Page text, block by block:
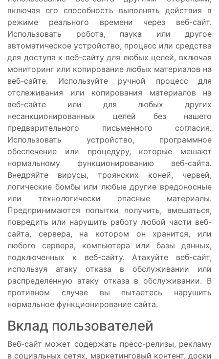
включая его способность выполнять действия в
режиме реального времени через веб-сайт.
Использовать робота, паука или другое
автоматическое устройство, процесс или средства
для доступа к веб-сайту для любых целей, включая
мониторинг или копирование любых материалов на
веб-сайте. Используйте ручной процесс для
отслеживания или копирования материалов на
веб-сайте или для любых других
несанкционированных целей без нашего
предварительного письменного согласия.
Использовать устройство, программное
обеспечение или процедуру, которые мешают
нормальному функционированию веб-сайта.
Внедряйте вирусы, троянских коней, червей,
логические бомбы или любые другие вредоносные
или технологически опасные материалы.
Предпринимаются попытки получить, вмешаться,
повредить или нарушить работу любой части веб-
сайта, сервера, на котором он хранится, или
любого сервера, компьютера или базы данных,
подключенных к веб-сайту. Атакуйте веб-сайт,
используя атаку отказа в обслуживании или
распределенную атаку отказа в обслуживании. В
противном случае вы пытаетесь нарушить
нормальное функционирование сайта.
Вклад пользователей
Веб-сайт может содержать пресс-релизы, рекламу
в социальных сетях, маркетинговый контент, доски